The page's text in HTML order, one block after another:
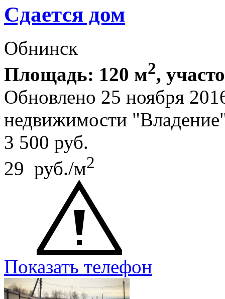
Сдается дом
Обнинск
Площадь: 120 м2,
Обновлено 25 ноября
недвижимости
3 500 руб.
29 руб./м2
Показать телефон